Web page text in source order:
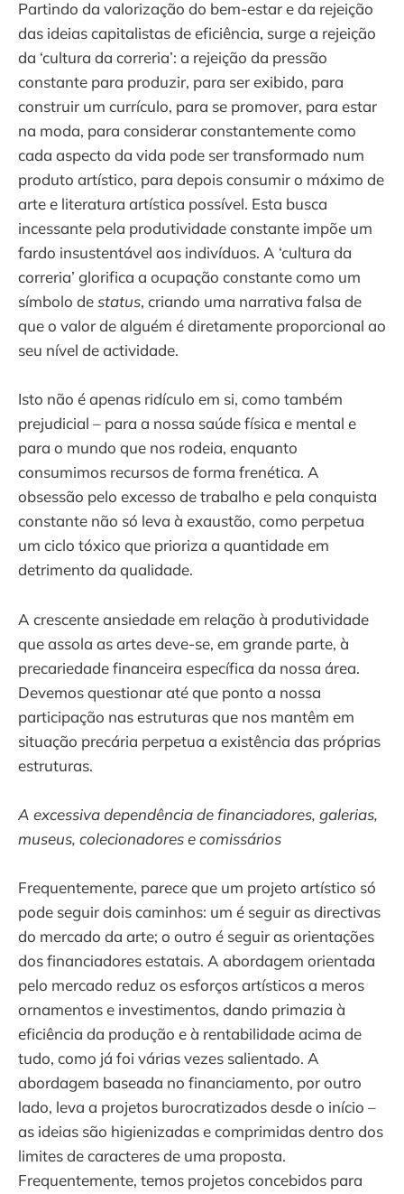
Partindo da valorização do bem-estar e da rejeição
das ideias capitalistas de eficiência, surge a rejeição
da ‘cultura da correria’: a rejeição da pressão
constante para produzir, para ser exibido, para
construir um currículo, para se promover, para estar
na moda, para considerar constantemente como
cada aspecto da vida pode ser transformado num
produto artístico, para depois consumir o máximo de
arte e literatura artística possível. Esta busca
incessante pela produtividade constante impõe um
fardo insustentável aos indivíduos. A ‘cultura da
correria’ glorifica a ocupação constante como um
símbolo destatus, criando uma narrativa falsa de
que o valor de alguém é diretamente proporcional ao
seu nível de actividade.
Isto não é apenas ridículo em si, como também
prejudicial – para a nossa saúde física e mental e
para o mundo que nos rodeia, enquanto
consumimos recursos de forma frenética. A
obsessão pelo excesso de trabalho e pela conquista
constante não só leva à exaustão, como perpetua
um ciclo tóxico que prioriza a quantidade em
detrimento da qualidade.
A crescente ansiedade em relação à produtividade
que assola as artes deve-se, em grande parte, à
precariedade financeira específica da nossa área.
Devemos questionar até que ponto a nossa
participação nas estruturas que nos mantêm em
situação precária perpetua a existência das próprias
estruturas.
A excessiva dependência de financiadores, galerias,
museus, colecionadores e comissários
Frequentemente, parece que um projeto artístico só
pode seguir dois caminhos: um é seguir as directivas
do mercado da arte; o outro é seguir as orientações
dos financiadores estatais. A abordagem orientada
pelo mercado reduz os esforços artísticos a meros
ornamentos e investimentos, dando primazia à
eficiência da produção e à rentabilidade acima de
tudo, como já foi várias vezes salientado. A
abordagem baseada no financiamento, por outro
lado, leva a projetos burocratizados desde o início –
as ideias são higienizadas e comprimidas dentro dos
limites de caracteres de uma proposta.
Frequentemente, temos projetos concebidos para